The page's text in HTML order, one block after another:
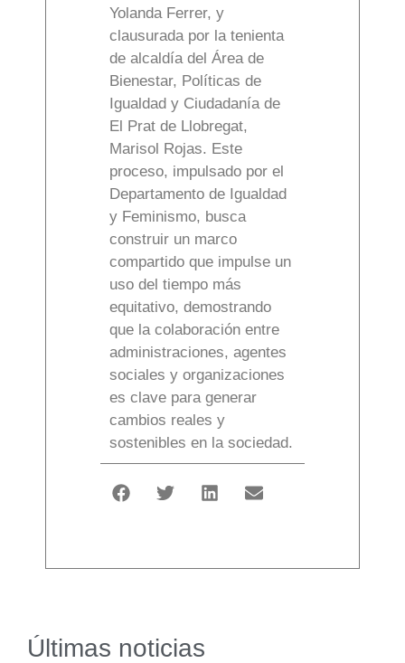
Yolanda Ferrer, y
clausurada por la tenienta
de alcaldía del Área de
Bienestar, Políticas de
Igualdad y Ciudadanía de
El Prat de Llobregat,
Marisol Rojas. Este
proceso, impulsado por el
Departamento de Igualdad
y Feminismo, busca
construir un marco
compartido que impulse un
uso del tiempo más
equitativo, demostrando
que la colaboración entre
administraciones, agentes
sociales y organizaciones
es clave para generar
cambios reales y
sostenibles en la sociedad.
Últimas noticias